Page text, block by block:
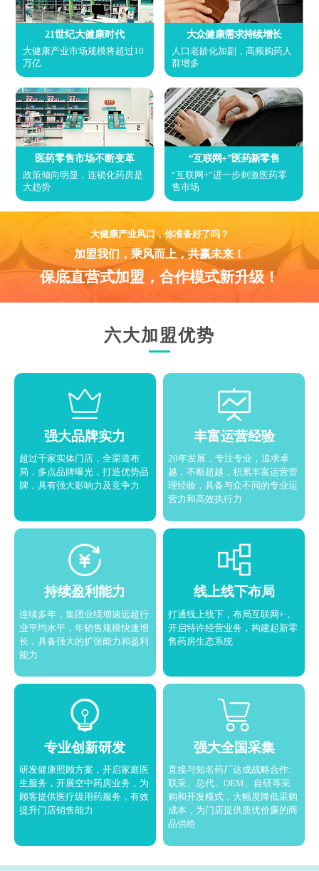
21世纪大健康时代
大健康产业市场规模将超过10
万亿
大众健康需求持续增长
人口老龄化加剧，高频购药人
群增多
医药零售市场不断变革
政策倾向明显，连锁化药房是
大趋势
“互联网+”医药新零售
“互联网+”进一步刺激医药零
售市场
大健康产业风口，你准备好了吗？
加盟我们，乘风而上，共赢未来！
保底直营式加盟，合作模式新升级！
六大加盟优势
强大品牌实力
超过千家实体门店，全渠道布
局，多点品牌曝光，打造优势品
牌，具有强大影响力及竞争力
丰富运营经验
20年发展，专注专业，追求卓
越，不断超越，积累丰富运营管
理经验，具备与众不同的专业运
营力和高效执行力
持续盈利能力
连续多年，集团业绩增速远超行
业平均水平，年销售规模快速增
长，具备强大的扩张能力和盈利
能力
线上线下布局
打通线上线下，布局互联网+，
开启特许经营业务，构建起新零
售药房生态系统
专业创新研发
研发健康照顾方案，开启家庭医
生服务，开展空中药房业务，为
顾客提供医疗级用药服务，有效
提升门店销售能力
强大全国采集
直接与知名药厂达成战略合作:
联采、总代、OEM、自研等采
购和开发模式，大幅度降低采购
成本，为门店提供质优价廉的商
品供给